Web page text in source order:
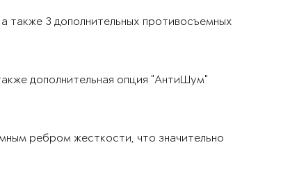
также 3 дополнительных противосъемных
дополнительная опция "АнтиШум"
ребром жесткости, что значительно